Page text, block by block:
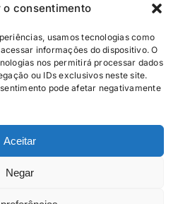
o consentimento
usamos tecnologias como
informações do dispositivo. O
nos permitirá processar dados
ou IDs exclusivos neste site.
pode afetar negativamente
Aceitar
Negar